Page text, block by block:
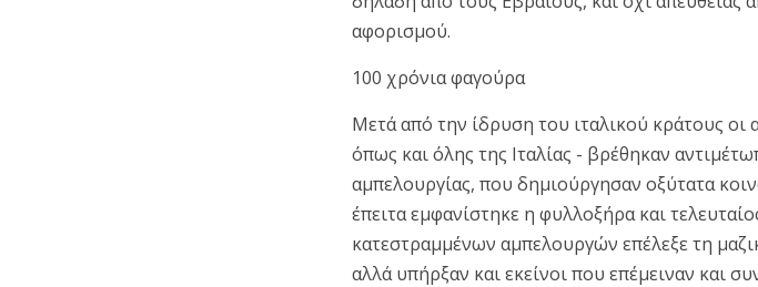
αφορισμού.
100 χρόνια φαγούρα
Μετά από την ίδρυση του ιταλικού κράτους
όπως και όλης της Ιταλίας - βρέθηκαν
αμπελουργίας, που δημιούργησαν οξύτατα
έπειτα εμφανίστηκε η φυλλοξήρα και
κατεστραμμένων αμπελουργών επέλεξε τη
αλλά υπήρξαν και εκείνοι που επέμειναν και